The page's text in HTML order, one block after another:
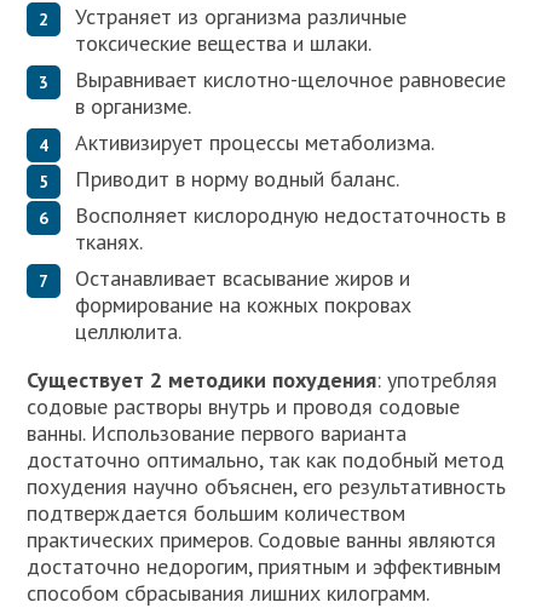
Устраняет из организма различные
токсические вещества и шлаки.
Выравнивает кислотно-щелочное равновесие
в организме.
Активизирует процессы метаболизма.
Приводит в норму водный баланс.
Восполняет кислородную недостаточность в
тканях.
Останавливает всасывание жиров и
формирование на кожных покровах
целлюлита.
Существует 2 методики похудения: употребляя
содовые растворы внутрь и проводя содовые
ванны. Использование первого варианта
достаточно оптимально, так как подобный метод
похудения научно объяснен, его результативность
подтверждается большим количеством
практических примеров. Содовые ванны являются
достаточно недорогим, приятным и эффективным
способом сбрасывания лишних килограмм.